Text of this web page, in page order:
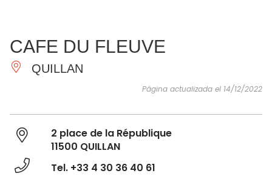
IMPRESCINDIBLES
HACER
INSPIRACIONES
CAFE DU FLEUVE
QUILLAN
Página actualizada el 14/12/2022
2 place de la République
11500 QUILLAN
Tel. +33 4 30 36 40 61